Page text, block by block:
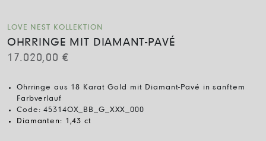
LOVE NEST KOLLEKTION
OHRRINGE MIT DIAMANT-PAVÉ
17.020,00 €
Ohrringe aus 18 Karat Gold mit Diamant-Pavé in sanftem
Farbverlauf
Code:45314OX_BB_G_XXX_000
Diamanten: 1,43 ct